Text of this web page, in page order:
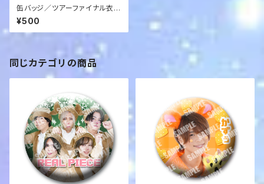
缶バッジ／ツアーファイナル衣
装／メンバー集合（RKR-07）
¥500
同じカテゴリの商品